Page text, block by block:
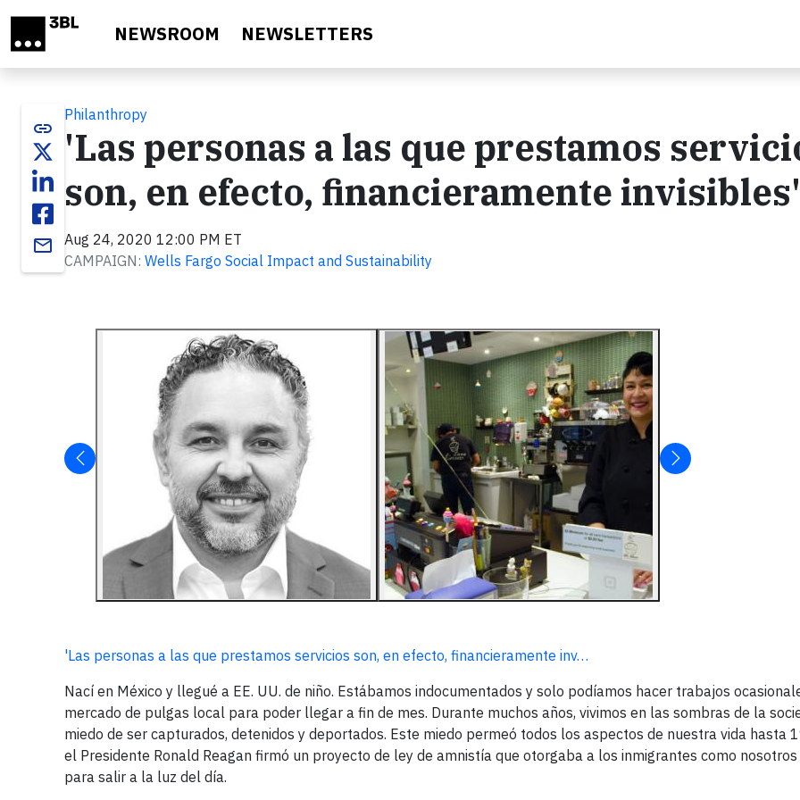
NEWSROOM NEWSLETTERS
link
email
Philanthropy
'Las personas a las que prestamos
son, en efecto, financieramente invisibles'
Aug 24, 2020 12:00 PM ET
CAMPAIGN: Wells Fargo Social Impact and Sustainability
'Las personas a las que prestamos servicios son, en efecto, financieramente inv…
Nací en México y llegué a EE. UU. de niño. Estábamos indocumentados y solo podíamos hacer trabajos
mercado de pulgas local para poder llegar a fin de mes. Durante muchos años, vivimos en las sombras de la
miedo de ser capturados, detenidos y deportados. Este miedo permeó todos los aspectos de nuestra vida hasta
el Presidente Ronald Reagan firmó un proyecto de ley de amnistía que otorgaba a los inmigrantes como
para salir a la luz del día.